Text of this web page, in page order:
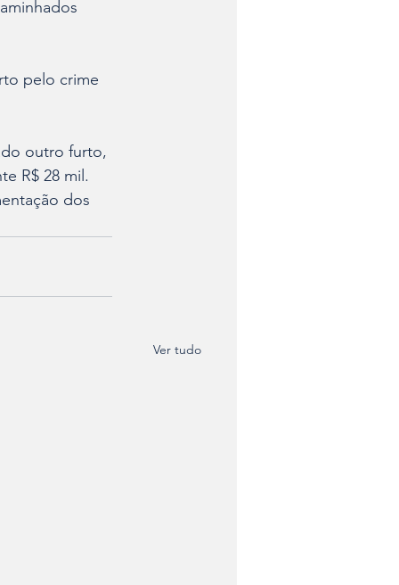
pelo crime
outro furto,
R$ 28 mil.
dos
Ver tudo